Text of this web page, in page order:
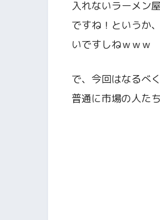
入れないラーメン
ですね！というか
いですしねｗｗｗ
で、今回はなるべ
普通に市場の人た